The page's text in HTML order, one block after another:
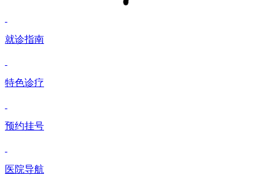
就诊指南
特色诊疗
预约挂号
医院导航